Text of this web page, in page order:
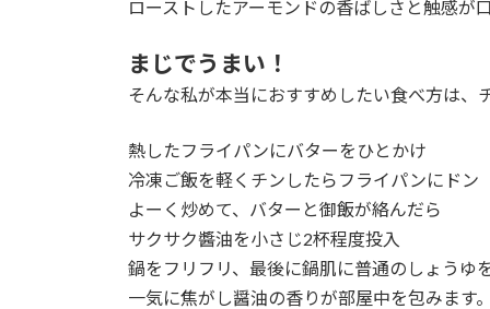
ローストしたアーモンドの香ばしさと触感が
まじでうまい！
そんな私が本当におすすめしたい食べ方は、
熱したフライパンにバターをひとかけ
冷凍ご飯を軽くチンしたらフライパンにドン
よーく炒めて、バターと御飯が絡んだら
サクサク醬油を小さじ2杯程度投入
鍋をフリフリ、最後に鍋肌に普通のしょうゆ
一気に焦がし醤油の香りが部屋中を包みます